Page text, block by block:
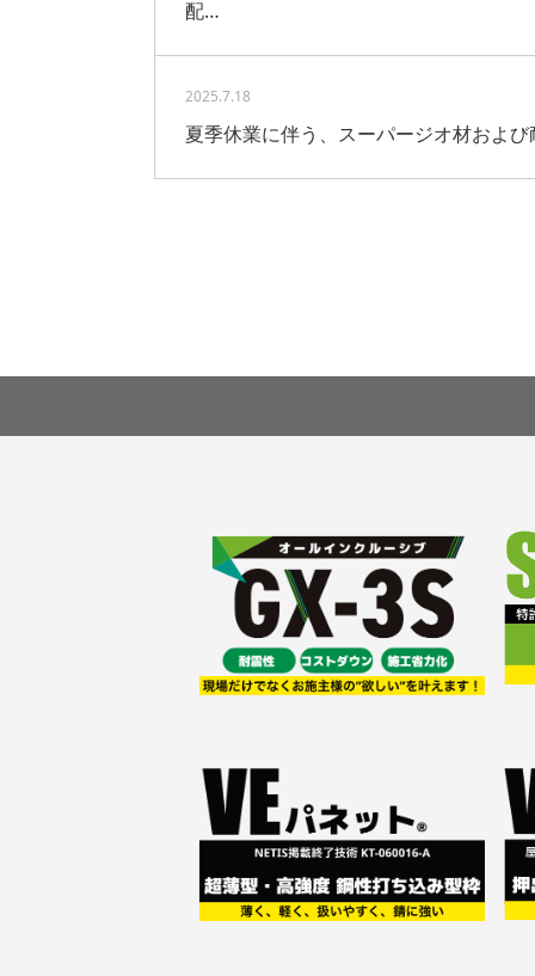
配…
2025.7.18
夏季休業に伴う、スーパージオ材およ